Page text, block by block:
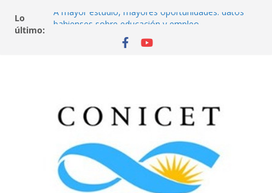
Lo
último:
A mayor estudio, mayores oportunidades: datos
bahienses sobre educación y empleo
Del secundario a la universidad: el desafío de llegar
cooperamos y cuándo cumplimos normas? Un
juego en red.